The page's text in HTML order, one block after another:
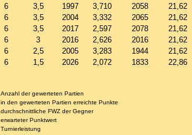
6 3,5 1997 3,710 2058 21,62
6 3,5 2004 3,332 2065 21,62
6 3,5 2017 2,597 2078 21,62
6 3 2016 2,626 2016 21,62
6 2,5 2005 3,283 1944 21,62
6 1,5 2026 2,072 1833 22,86
Anzahl der gewerteten Partien
in den gewerteten Partien erreichte Punkte
durchschnittliche FWZ der Gegner
erwarteter Punktwert
Turnierleistung